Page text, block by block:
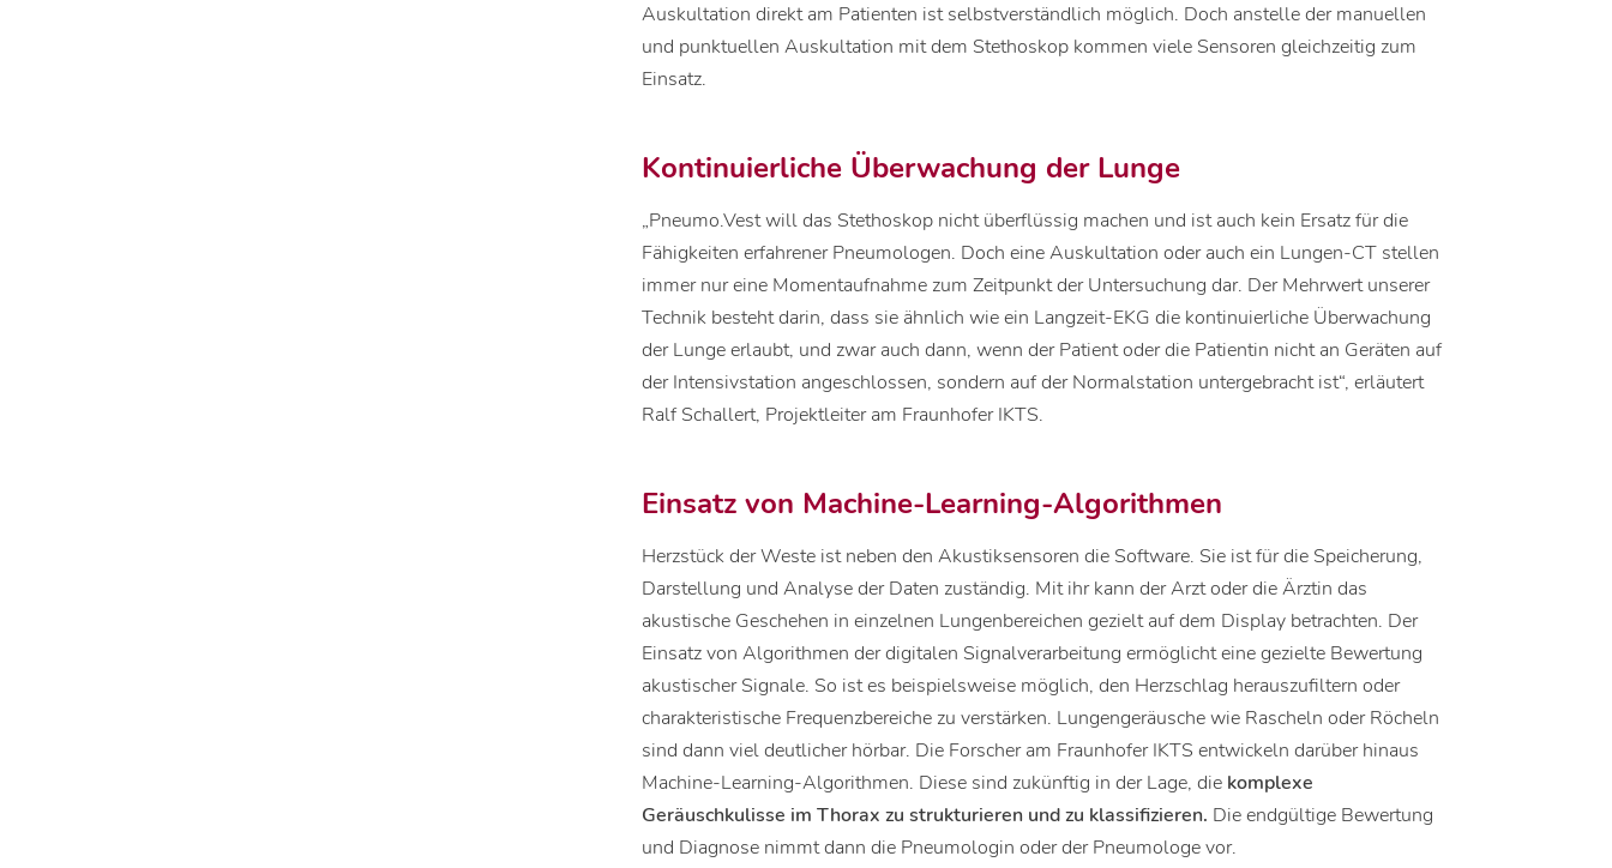
Auskultation direkt am Patienten ist selbstverständlich möglich. Doch anstelle der manuellen
und punktuellen Auskultation mit dem Stethoskop kommen viele Sensoren gleichzeitig zum
Einsatz.
Kontinuierliche Überwachung der Lunge
„Pneumo.Vest will das Stethoskop nicht überflüssig machen und ist auch kein Ersatz für die
Fähigkeiten erfahrener Pneumologen. Doch eine Auskultation oder auch ein Lungen-CT stellen
immer nur eine Momentaufnahme zum Zeitpunkt der Untersuchung dar. Der Mehrwert unserer
Technik besteht darin, dass sie ähnlich wie ein Langzeit-EKG die kontinuierliche Überwachung
der Lunge erlaubt, und zwar auch dann, wenn der Patient oder die Patientin nicht an Geräten auf
der Intensivstation angeschlossen, sondern auf der Normalstation untergebracht ist“, erläutert
Ralf Schallert, Projektleiter am Fraunhofer IKTS.
Einsatz von Machine-Learning-Algorithmen
Herzstück der Weste ist neben den Akustiksensoren die Software. Sie ist für die Speicherung,
Darstellung und Analyse der Daten zuständig. Mit ihr kann der Arzt oder die Ärztin das
akustische Geschehen in einzelnen Lungenbereichen gezielt auf dem Display betrachten. Der
Einsatz von Algorithmen der digitalen Signalverarbeitung ermöglicht eine gezielte Bewertung
akustischer Signale. So ist es beispielsweise möglich, den Herzschlag herauszufiltern oder
charakteristische Frequenzbereiche zu verstärken. Lungengeräusche wie Rascheln oder Röcheln
sind dann viel deutlicher hörbar. Die Forscher am Fraunhofer IKTS entwickeln darüber hinaus
Machine-Learning-Algorithmen. Diese sind zukünftig in der Lage, die komplexe
Geräuschkulisse im Thorax zu strukturieren und zu klassifizieren. Die endgültige Bewertung
und Diagnose nimmt dann die Pneumologin oder der Pneumologe vor.